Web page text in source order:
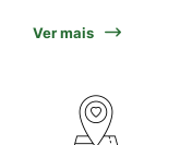
Ver mais